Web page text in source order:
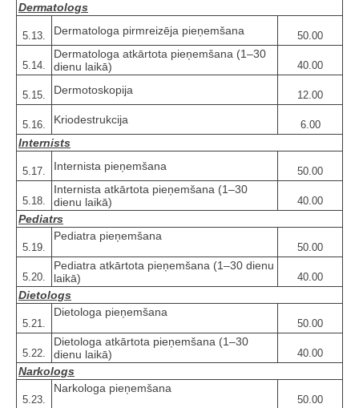
Dermatologs
5.13. Dermatologa pirmreizēja pieņemšana 50.00
5.14.
Dermatologa atkārtota pieņemšana (1–30
dienu laikā)
40.00
5.15. Dermotoskopija 12.00
5.16. Kriodestrukcija 6.00
Internists
5.17. Internista pieņemšana 50.00
5.18.
Internista atkārtota pieņemšana (1–30
dienu laikā)
40.00
Pediatrs
5.19.
Pediatra pieņemšana
50.00
5.20.
Pediatra atkārtota pieņemšana (1–30 dienu
laikā)
40.00
Dietologs
5.21.
Dietologa pieņemšana
50.00
5.22.
Dietologa atkārtota pieņemšana (1–30
dienu laikā)
40.00
Narkologs
5.23.
Narkologa pieņemšana
50.00